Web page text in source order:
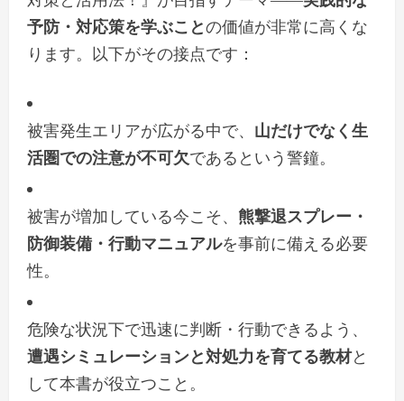
予防・対応策を学ぶことの価値が非常に高くな
ります。以下がその接点です：
被害発生エリアが広がる中で、 山だけでなく生
活圏での注意が不可欠であるという警鐘。
被害が増加している今こそ、 熊撃退スプレー・
防御装備・行動マニュアルを事前に備える必要
性。
危険な状況下で迅速に判断・行動できるよう、
遭遇シミュレーションと対処力を育てる教材と
して本書が役立つこと。